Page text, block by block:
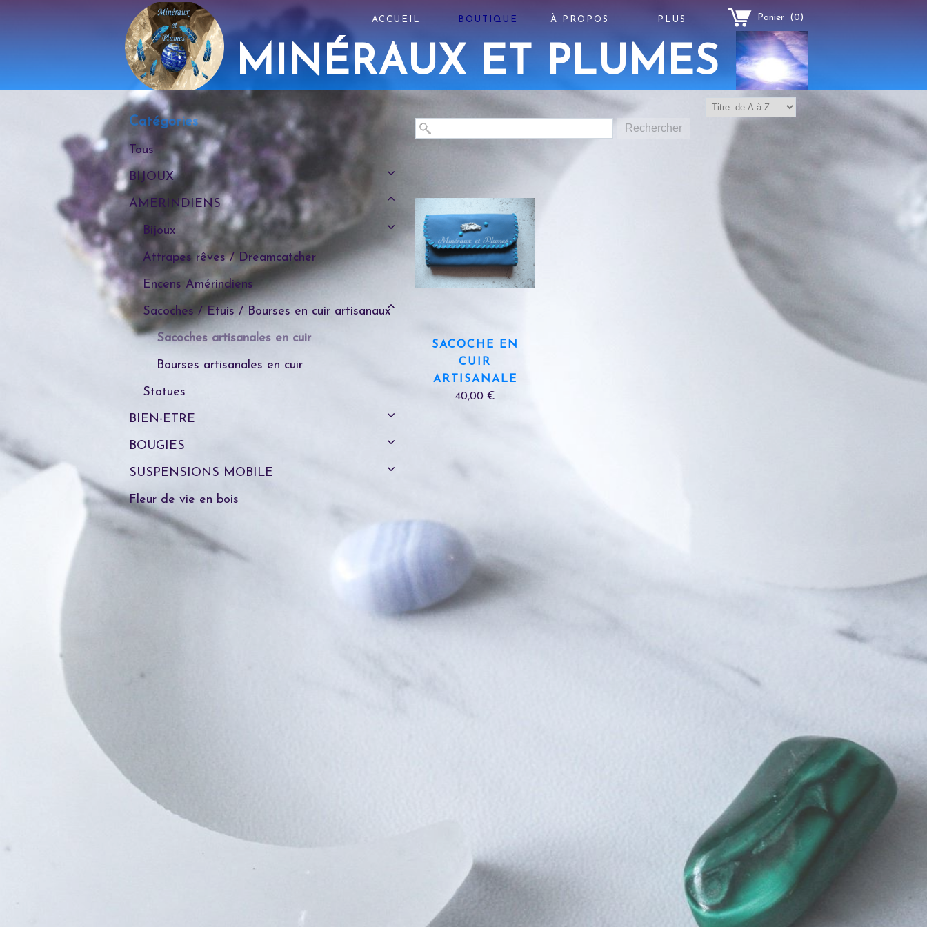
Panier (0)
MINÉRAUX ET PLUMES
ACCUEIL BOUTIQUE À PROPOS PLUS
Catégories
Tous
BIJOUX
AMERINDIENS
Bijoux
Attrapes rêves / Dreamcatcher
Encens Amérindiens
Sacoches / Etuis / Bourses en cuir artisanaux
Sacoches artisanales en cuir
Bourses artisanales en cuir
Statues
BIEN-ETRE
BOUGIES
SUSPENSIONS MOBILE
Fleur de vie en bois
Rechercher
SACOCHE EN
CUIR
ARTISANALE
40,00 €